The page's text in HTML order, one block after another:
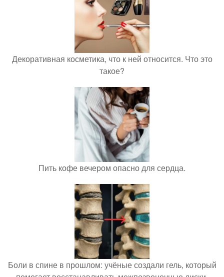
Декоративная косметика, что к ней относится. Что это
такое?
Пить кофе вечером опасно для сердца.
Боли в спине в прошлом: учёные создали гель, который